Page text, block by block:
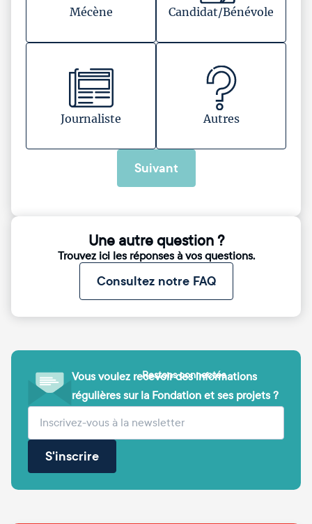
Mécène Candidat/Bénévole
Journaliste Autres
Suivant
Une autre question ?
Trouvez ici les réponses à vos questions.
Consultez notre FAQ
Vous voulez recevoir des informations
régulières sur la Fondation et ses projets ?
Votre adresse e-mail (obligatoire)
S'inscrire
Restons connectés